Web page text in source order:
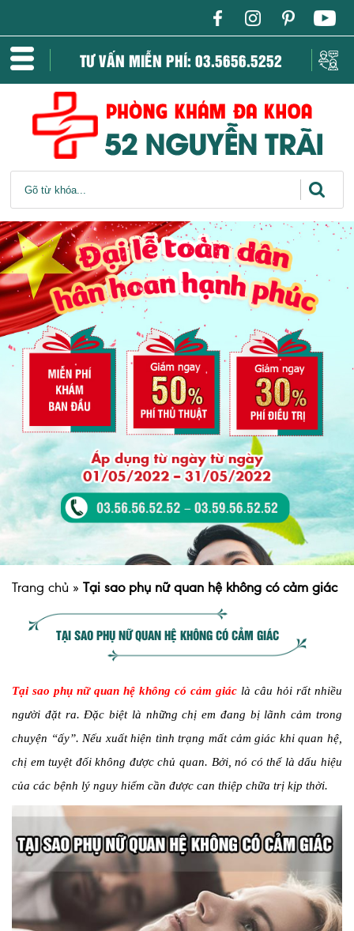
TƯ VẤN MIỄN PHÍ: 03.5656.5252
Trang chủ » Tại sao phụ nữ quan hệ không có cảm giác
TẠI SAO PHỤ NỮ QUAN HỆ KHÔNG CÓ CẢM GIÁC
Tại sao phụ nữ quan hệ không có cảm giác là câu hỏi rất nhiều
người đặt ra. Đặc biệt là những chị em đang bị lãnh cảm trong
chuyện “ấy”. Nếu xuất hiện tình trạng mất cảm giác khi quan hệ,
chị em tuyệt đối không được chủ quan. Bởi, nó có thể là dấu hiệu
của các bệnh lý nguy hiểm cần được can thiệp chữa trị kịp thời.